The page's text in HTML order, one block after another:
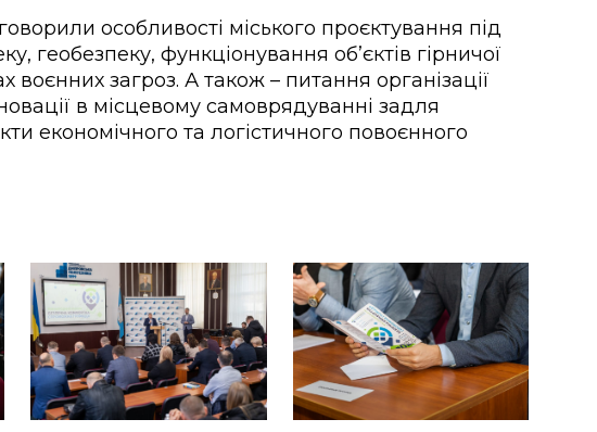
особливості міського проєктування під
геобезпеку, функціонування об’єктів гірничої
воєнних загроз. А також – питання організації
в місцевому самоврядуванні задля
економічного та логістичного повоєнного